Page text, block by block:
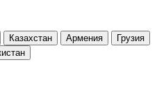
Казахстан Армения
Грузия